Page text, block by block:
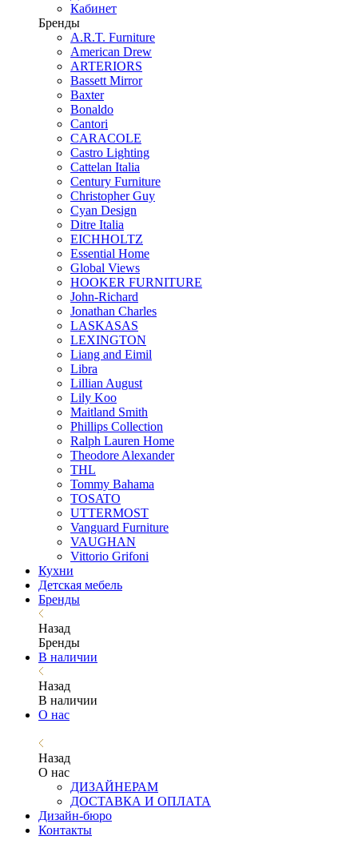
Кабинет
Бренды
A.R.T. Furniture
American Drew
ARTERIORS
Bassett Mirror
Baxter
Bonaldo
Cantori
CARACOLE
Castro Lighting
Cattelan Italia
Century Furniture
Christopher Guy
Cyan Design
Ditre Italia
EICHHOLTZ
Essential Home
Global Views
HOOKER FURNITURE
John-Richard
Jonathan Charles
LASKASAS
LEXINGTON
Liang and Eimil
Libra
Lillian August
Lily Koo
Maitland Smith
Phillips Collection
Ralph Lauren Home
Theodore Alexander
THL
Tommy Bahama
TOSATO
UTTERMOST
Vanguard Furniture
VAUGHAN
Vittorio Grifoni
Кухни
Детская мебель
Бренды
Назад
Бренды
В наличии
Назад
В наличии
О нас
Назад
О нас
ДИЗАЙНЕРАМ
ДОСТАВКА И ОПЛАТА
Дизайн-бюро
Контакты